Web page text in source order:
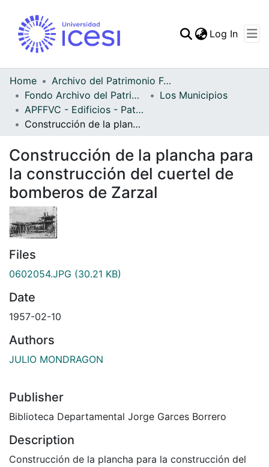
Statistics
Log In
Home
Archivo del Patrimonio Fotográfico y Fílmico del Valle del Cauca
Fondo Archivo del Patrimonio Fotográfico y Fílmico del Valle del Cauca
Los Municipios
APFFVC - Edificios - Patrimonial
Construcción de la plancha para la construcción del cuertel de bomberos de Zarzal
Construcción de la plancha para
la construcción del cuertel de
bomberos de Zarzal
Files
0602054.JPG (30.21 KB)
Date
1957-02-10
Authors
JULIO MONDRAGON
Publisher
Biblioteca Departamental Jorge Garces Borrero
Description
Construcción de la plancha para la construcción del